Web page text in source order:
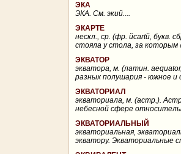
ЭКА
ЭКА. См. экий....
ЭКАРТЕ
нескл., ср. (фр. йcartй, букв.
стояла у стола, за которым
ЭКВАТОР
экватора, м. (латин.
разных полушария - южное и
ЭКВАТОРИАЛ
экваториала, м. (астр.).
небесной сфере
ЭКВАТОРИАЛЬНЫЙ
экваториальная,
экватору. Экваториальные